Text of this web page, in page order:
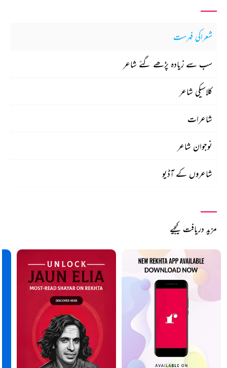
شعراکی فہرست
سب سے زیادہ پڑھے گئے شاعر
کلاسیکی شاعر
شاعرات
نوجوان شاعر
شاعروں کے آڈیو
مزید دریافت کیجیے